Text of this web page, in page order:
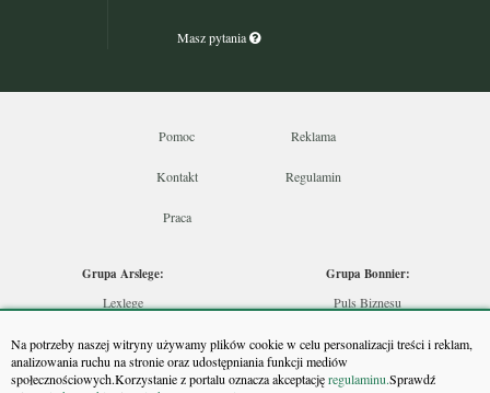
Na potrzeby naszej witryny używamy plików cookie w celu personalizacji treści i reklam,
analizowania ruchu na stronie oraz udostępniania funkcji mediów
społecznościowych.Korzystanie z portalu oznacza akceptacjęregulaminu.Sprawdź
Masz pytania
Pomoc Reklama
Kontakt Regulamin
Praca
Grupa Arslege:
Lexlege
Skarbowcy
Urzędnik
Grupa Bonnier:
Puls Biznesu
Puls Medycyny
Monitor Firm